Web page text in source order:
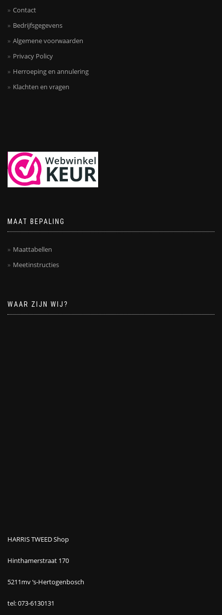
Contact
Bedrijfsgegevens
Algemene voorwaarden
Privacy Policy
Herroeping en annulering
Klachten en vragen
MAAT BEPALING
Maattabellen
Meetinstructies
WAAR ZIJN WIJ?
HARRIS TWEED Shop
Hinthamerstraat 170
5211mv ‘s-Hertogenbosch
tel: 073-6130131